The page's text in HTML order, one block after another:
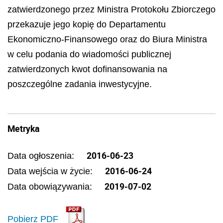
zatwierdzonego przez Ministra Protokołu Zbiorczego
przekazuje jego kopię do Departamentu
Ekonomiczno-Finansowego oraz do Biura Ministra
w celu podania do wiadomości publicznej
zatwierdzonych kwot dofinansowania na
poszczególne zadania inwestycyjne.
Metryka
Data ogłoszenia: 2016-06-23
Data wejścia w życie: 2016-06-24
Data obowiązywania: 2019-07-02
Pobierz PDF